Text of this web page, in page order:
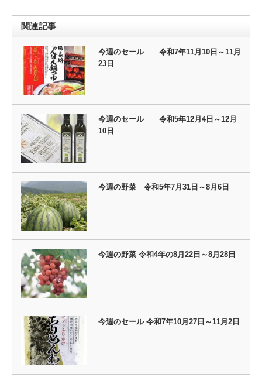
関連記事
今週のセール 令和7年11月10日～11月
23日
今週のセール 令和5年12月4日～12月
10日
今週の野菜 令和5年7月31日～8月6日
今週の野菜 令和4年の8月22日～8月28日
今週のセール 令和7年10月27日～11月2日